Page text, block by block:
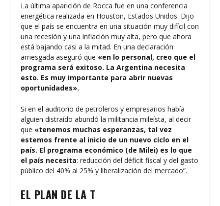
La última aparición de Rocca fue en una conferencia
energética realizada en Houston, Estados Unidos. Dijo
que el país se encuentra en una situación muy difícil con
una recesión y una inflación muy alta, pero que ahora
está bajando casi a la mitad. En una declaración
arriesgada aseguró que «en lo personal, creo que el
programa será exitoso. La Argentina necesita
esto. Es muy importante para abrir nuevas
oportunidades».
Si en el auditorio de petroleros y empresarios había
alguien distraído abundó la militancia mileísta, al decir
que «tenemos muchas esperanzas, tal vez
estemos frente al inicio de un nuevo ciclo en el
país. El programa económico (de Milei) es lo que
el país necesita: reducción del déficit fiscal y del gasto
público del 40% al 25% y liberalización del mercado”.
EL PLAN DE LA T